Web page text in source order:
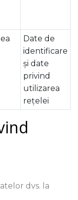
Date de
identificare
și date
privind
utilizarea
rețelei
dvs. la